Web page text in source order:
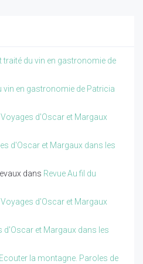
traité du vin en gastronomie de
vin en gastronomie de Patricia
Voyages d'Oscar et Margaux
d'Oscar et Margaux dans les
dans Revue Au fil du
Voyages d'Oscar et Margaux
d'Oscar et Margaux dans les
Ecouter la montagne. Paroles de